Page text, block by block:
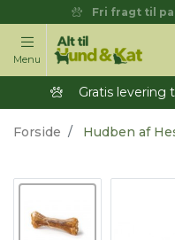
Fri fragt til
Menu
Gratis levering
Forside Hudben af